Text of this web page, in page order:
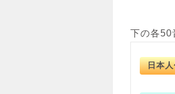
下の各50
日本